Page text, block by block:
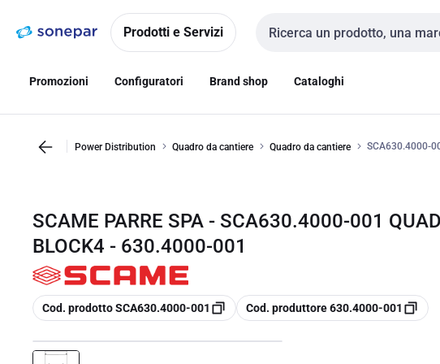
navigazionealla
Prodotti e Servizi
Cerca input
Promozioni Configuratori Brand shop Cataloghi
Power Distribution Quadro da cantiere Quadro da cantiere SCA630.4000-
SCAME PARRE SPA - SCA630.4000-001
BLOCK4 - 630.4000-001
copia
Cod. prodotto SCA630.4000-001 copia
Cod. produttore 630.4000-001